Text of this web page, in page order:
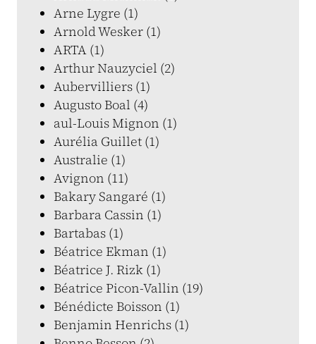
Arne Lygre (1)
Arnold Wesker (1)
ARTA (1)
Arthur Nauzyciel (2)
Aubervilliers (1)
Augusto Boal (4)
aul-Louis Mignon (1)
Aurélia Guillet (1)
Australie (1)
Avignon (11)
Bakary Sangaré (1)
Barbara Cassin (1)
Bartabas (1)
Béatrice Ekman (1)
Béatrice J. Rizk (1)
Béatrice Picon-Vallin (19)
Bénédicte Boisson (1)
Benjamin Henrichs (1)